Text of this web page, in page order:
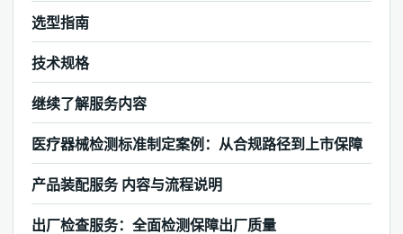
选型指南
技术规格
继续了解服务内容
医疗器械检测标准制定案例：从合规路径到上市保障
产品装配服务 内容与流程说明
出厂检查服务：全面检测保障出厂质量